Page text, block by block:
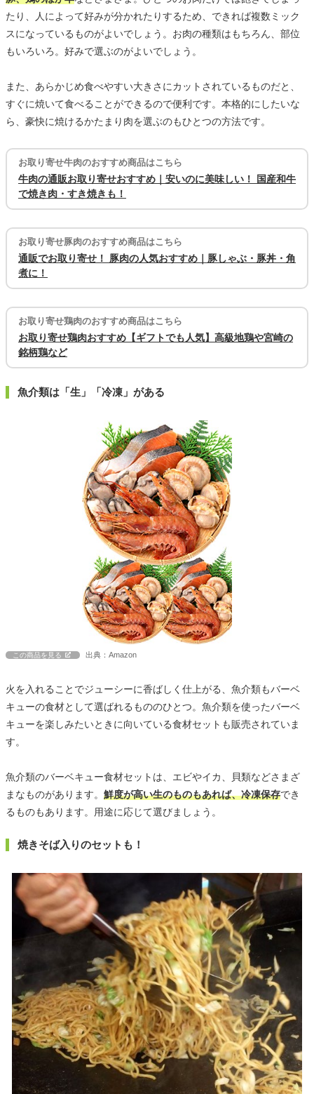
たり、人によって好みが分かれたりするため、できれば複数ミック
スになっているものがよいでしょう。お肉の種類はもちろん、部位
もいろいろ。好みで選ぶのがよいでしょう。
また、あらかじめ食べやすい大きさにカットされているものだと、
すぐに焼いて食べることができるので便利です。本格的にしたいな
ら、豪快に焼けるかたまり肉を選ぶのもひとつの方法です。
お取り寄せ牛肉のおすすめ商品はこちら
牛肉の通販お取り寄せおすすめ｜安いのに美味しい！ 国産和牛
で焼き肉・すき焼きも！
お取り寄せ豚肉のおすすめ商品はこちら
通販でお取り寄せ！ 豚肉の人気おすすめ｜豚しゃぶ・豚丼・角
煮に！
お取り寄せ鶏肉のおすすめ商品はこちら
お取り寄せ鶏肉おすすめ【ギフトでも人気】高級地鶏や宮崎の
銘柄鶏など
魚介類は「生」「冷凍」がある
この商品を見る 出典：Amazon
火を入れることでジューシーに香ばしく仕上がる、魚介類もバーベ
キューの食材として選ばれるもののひとつ。魚介類を使ったバーベ
キューを楽しみたいときに向いている食材セットも販売されていま
す。
魚介類のバーベキュー食材セットは、エビやイカ、貝類などさまざ
まなものがあります。 鮮度が高い生のものもあれば、冷凍保存でき
るものもあります。用途に応じて選びましょう。
焼きそば入りのセットも！